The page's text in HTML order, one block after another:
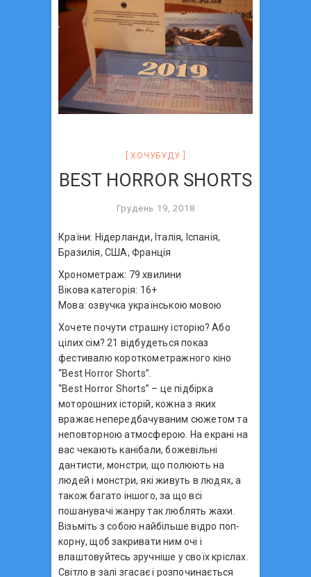
ХОЧУБУДУ
BEST HORROR SHORTS
Грудень 19, 2018
Країни: Нідерланди, Італія, Іспанія,
Бразилія, США, Франція
Хронометраж: 79 хвилини
Вікова категорія: 16+
Мова: озвучка українською мовою
Хочете почути страшну історію? Або
цілих сім? 21 відбудеться показ
фестивалю короткометражного кіно
“Best Horror Shorts”.
“Best Horror Shorts” – це підбірка
моторошних історій, кожна з яких
вражає непередбачуваним сюжетом та
неповторною атмосферою. На екрані на
вас чекають канібали, божевільні
дантисти, монстри, що полюють на
людей і монстри, які живуть в людях, а
також багато іншого, за що всі
пошанувачі жанру так люблять жахи.
Візьміть з собою найбільше відро поп-
корну, щоб закривати ним очі і
влаштовуйтесь зручніше у своїх кріслах.
Світло в залі згасає і розпочинається